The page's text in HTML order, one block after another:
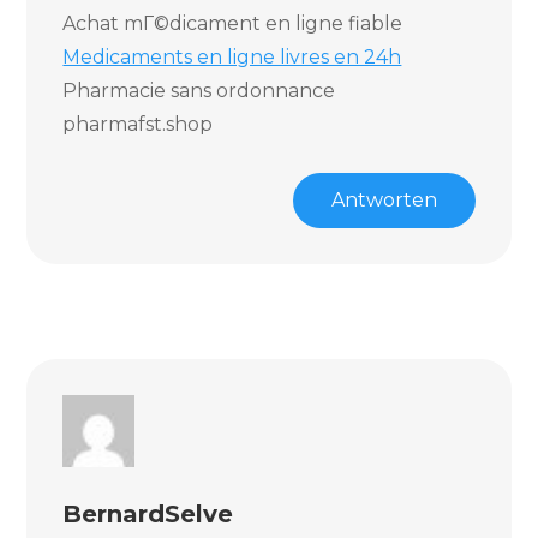
Achat mГ©dicament en ligne fiable
Medicaments en ligne livres en 24h
Pharmacie sans ordonnance
pharmafst.shop
Antworten
BernardSelve